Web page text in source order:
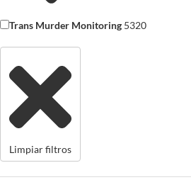
Trans Murder Monitoring 5320
Limpiar filtros